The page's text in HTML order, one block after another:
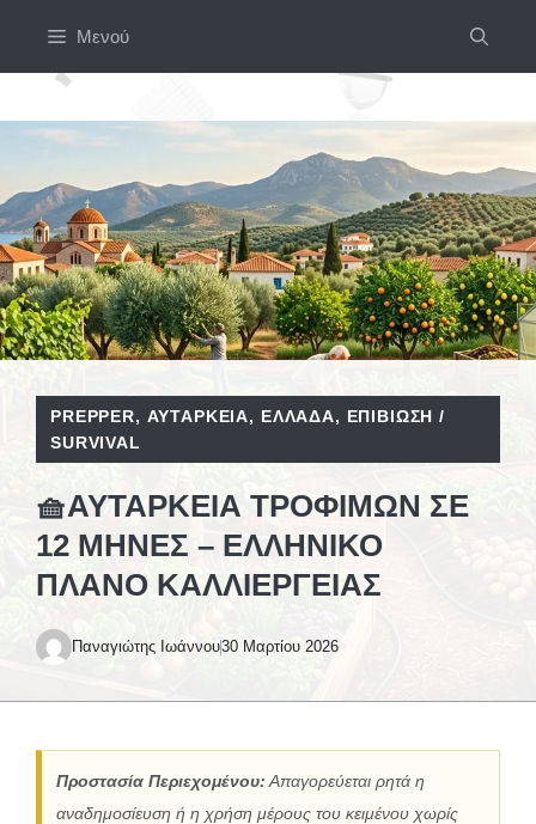
περιεχόμενο
Μενού
PREPPER, ΑΥΤΆΡΚΕΙΑ, ΕΛΛΆΔΑ, ΕΠΙΒΊΩΣΗ /
SURVIVAL
🧺ΑΥΤΆΡΚΕΙΑ ΤΡΟΦΊΜΩΝ ΣΕ
12 ΜΉΝΕΣ – ΕΛΛΗΝΙΚΌ
ΠΛΆΝΟ ΚΑΛΛΙΈΡΓΕΙΑΣ
Παναγιώτης Ιωάννου30 Μαρτίου 2026
Προστασία Περιεχομένου: Απαγορεύεται ρητά η
αναδημοσίευση ή η χρήση μέρους του κειμένου χωρίς